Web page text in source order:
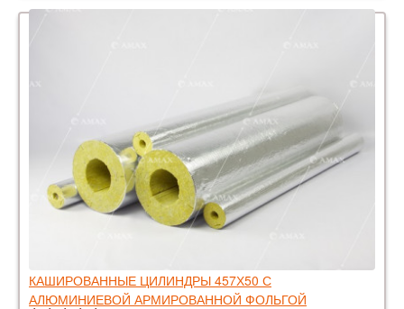
КАШИРОВАННЫЕ ЦИЛИНДРЫ 457Х50 С
АЛЮМИНИЕВОЙ АРМИРОВАННОЙ ФОЛЬГОЙ